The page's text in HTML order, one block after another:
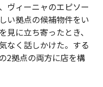
ヴィーニャのエピソー
い拠点の候補物件をい
見に立ち寄ったとき、
なく話しかけた。する
2拠点の両方に店を構